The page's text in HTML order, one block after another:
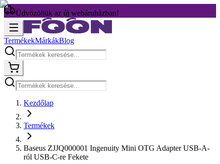
Üdvözöljük az új webáruházban!
TermékekMárkákBlog
Kezdőlap
Termékek
Baseus ZJJQ000001 Ingenuity Mini OTG Adapter USB-A-
ról USB-C-re Fekete